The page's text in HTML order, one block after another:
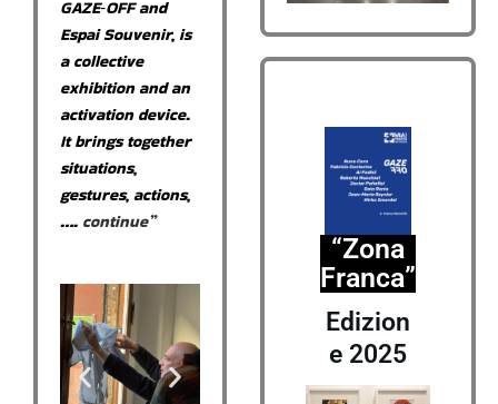
GAZE‑OFF and
Espai Souvenir, is
a collective
exhibition and an
activation device.
It brings together
situations,
gestures, actions,
…. continue”
“Zona
Franca”
Edizion
e 2025